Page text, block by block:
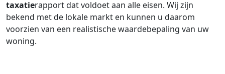
taxatierapport dat voldoet aan alle eisen. Wij zijn
bekend met de lokale markt en kunnen u daarom
voorzien van een realistische waardebepaling van uw
woning.